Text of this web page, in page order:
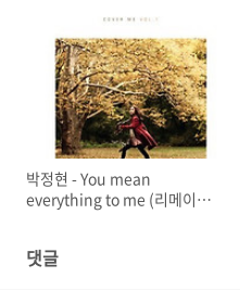
박정현 - You mean
everything to me (리메이크 &
댓글